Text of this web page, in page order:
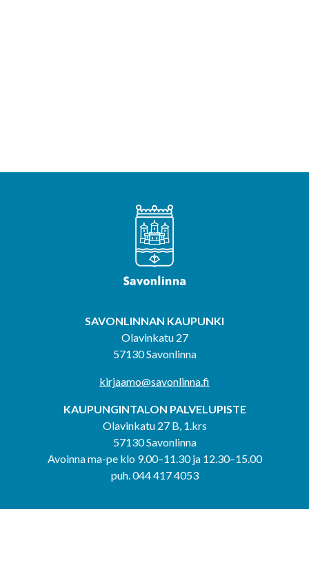
SAVONLINNAN KAUPUNKI
Olavinkatu 27
57130 Savonlinna
kirjaamo@savonlinna.fi
KAUPUNGINTALON PALVELUPISTE
Olavinkatu 27 B, 1.krs
57130 Savonlinna
Avoinna ma-pe klo 9.00–11.30 ja 12.30–15.00
puh. 044 417 4053